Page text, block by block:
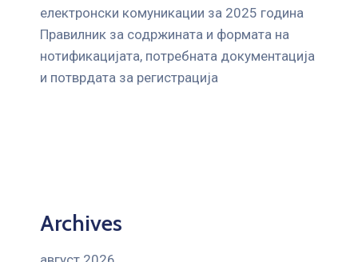
електронски комуникации за 2025 година
Правилник за содржината и формата на
нотификацијата, потребната документација
и потврдата за регистрација
Archives